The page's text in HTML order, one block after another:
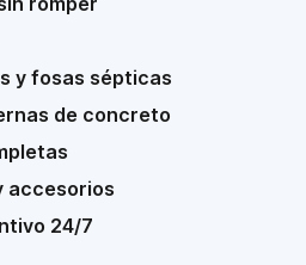
y fosas sépticas
de concreto
accesorios
24/7